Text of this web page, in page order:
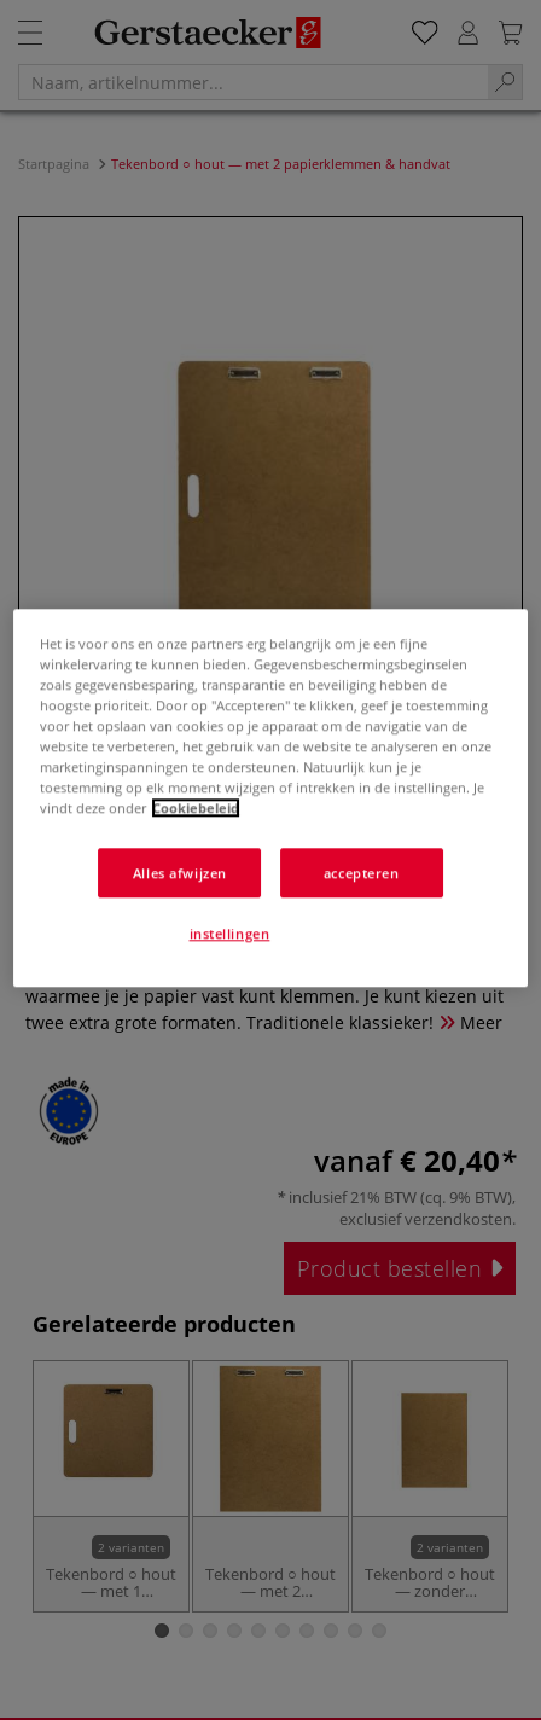
Startpagina Tekenbord ○ hout — met 2 papierklemmen & handvat
Tekenbord ○ hout — met 2
papierklemmen & handvat
0 Beoordeling
Dit gladde en lichtgewicht, maar stevige tekenbord heeft
waarmee je je papier vast kunt klemmen. Je kunt kiezen uit
twee extra grote formaten. Traditionele klassieker!
Meer
vanaf€ 20,40
inclusief 21% BTW (cq. 9% BTW),
exclusiefverzendkosten.
Product bestellen
Gerelateerde producten
2 varianten
Tekenbord ○ hout
— met 1
papierklem &
Tekenbord ○ hout
— met 2
papierklemmen
2 varianten
Tekenbord ○ hout
— zonder
papierklemmen
Het is voor ons en onze partners erg belangrijk om je een fijne
winkelervaring te kunnen bieden. Gegevensbeschermingsbeginselen
zoals gegevensbesparing, transparantie en beveiliging hebben de
hoogste prioriteit. Door op "Accepteren" te klikken, geef je toestemming
voor het opslaan van cookies op je apparaat om de navigatie van de
website te verbeteren, het gebruik van de website te analyseren en onze
marketinginspanningen te ondersteunen. Natuurlijk kun je je
toestemming op elk moment wijzigen of intrekken in de instellingen. Je
vindt deze onder Cookiebeleid
Alles afwijzen accepteren
instellingen